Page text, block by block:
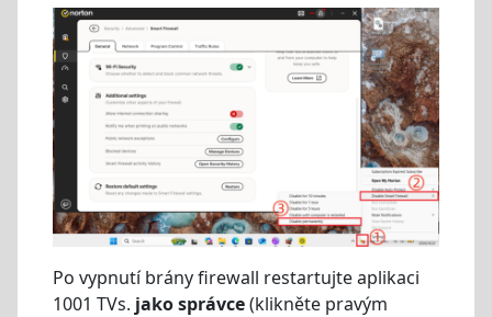
Po vypnutí brány firewall restartujte aplikaci
1001 TVs. jako správce(klikněte pravým